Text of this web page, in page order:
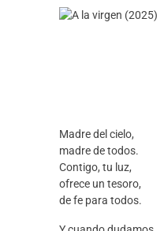
Madre del cielo,
madre de todos.
Contigo, tu luz,
ofrece un tesoro,
de fe para todos.